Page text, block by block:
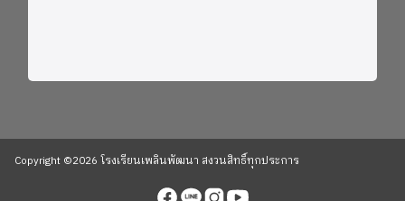
Copyright ©2026 โรงเรียนเพลินพัฒนา สงวนสิทธิ์ทุกประการ